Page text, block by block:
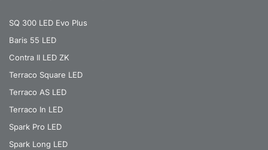
SQ 300 LED Evo Plus
Baris 55 LED
Contra II LED ZK
Terraco Square LED
Terraco AS LED
Terraco In LED
Spark Pro LED
Spark Long LED